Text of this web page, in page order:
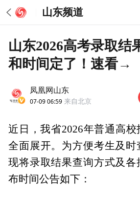
山东频道
山东2026高考录取结
和时间定了！速看→
凤凰网山东
07-09 06:59 来自北京
近日，我省2026年普通高
全面展开。为方便考生及时
现将录取结果查询方式及各
布时间公告如下：